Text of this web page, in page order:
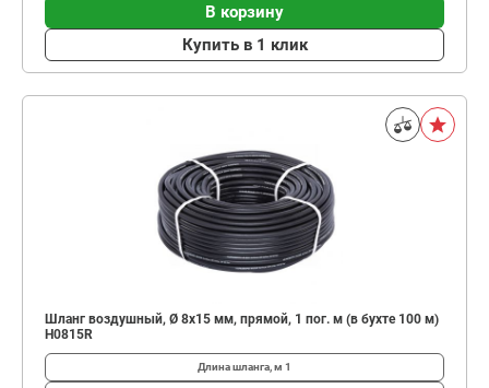
В корзину
Купить в 1 клик
Шланг воздушный, Ø 8х15 мм, прямой, 1 пог. м (в бухте 100 м)
H0815R
Длина шланга, м 1